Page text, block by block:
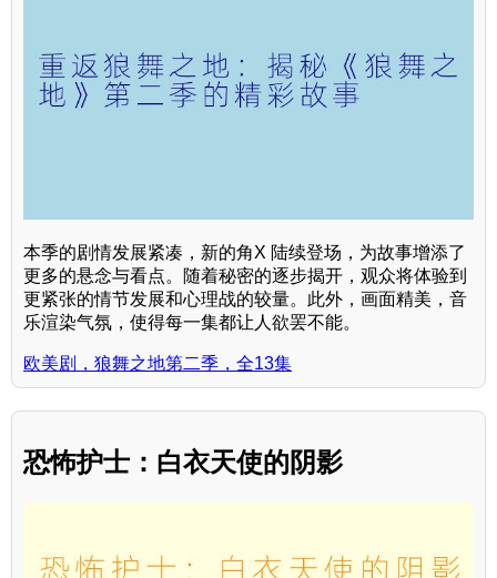
本季的剧情发展紧凑，新的角X 陆续登场，为故事增添了
更多的悬念与看点。随着秘密的逐步揭开，观众将体验到
更紧张的情节发展和心理战的较量。此外，画面精美，音
乐渲染气氛，使得每一集都让人欲罢不能。
欧美剧，狼舞之地第二季，全13集
恐怖护士：白衣天使的阴影